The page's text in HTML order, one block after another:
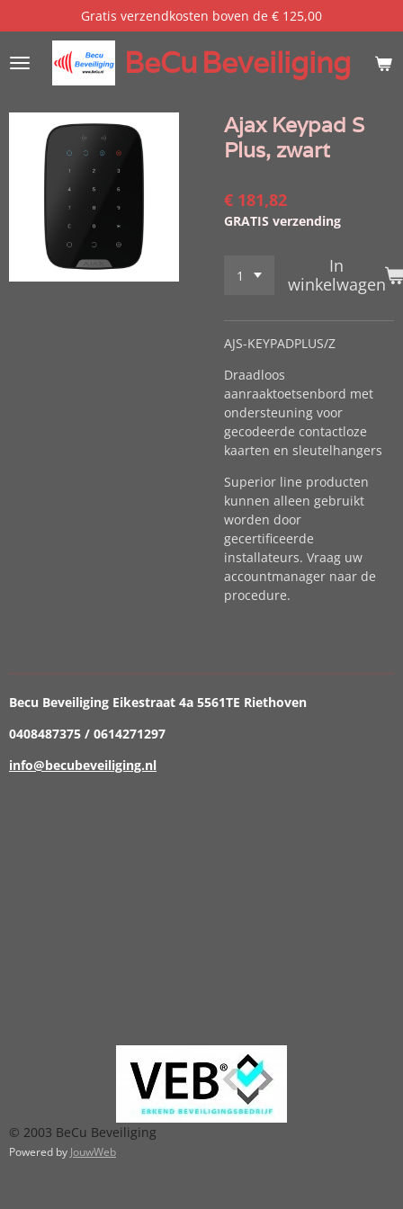
direct
naar
de
BeCuBeveiliging
Gratis verzendkosten boven de € 125,00
Ajax Keypad S
Plus, zwart
€ 181,82
GRATIS verzending
In
winkelwagen
AJS-KEYPADPLUS/Z
Draadloos
aanraaktoetsenbord met
ondersteuning voor
gecodeerde contactloze
kaarten en sleutelhangers
Superior line producten
kunnen alleen gebruikt
worden door
gecertificeerde
installateurs. Vraag uw
accountmanager naar de
procedure.
Becu Beveiliging Eikestraat 4a 5561TE Riethoven
0408487375 / 0614271297
info@becubeveiliging.nl
© 2003 BeCu Beveiliging
Powered by JouwWeb